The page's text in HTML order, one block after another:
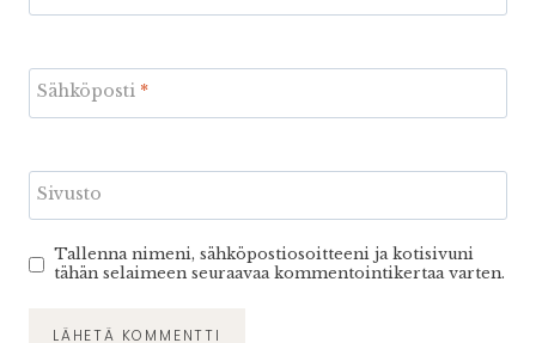
Sähköposti *
Sivusto
Tallenna nimeni, sähköpostiosoitteeni ja kotisivuni
tähän selaimeen seuraavaa kommentointikertaa varten.